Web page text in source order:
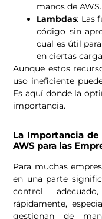
manos de AWS.
Lambdas: Las
código sin
cual es útil
en ciertas
Aunque estos
uso ineficiente
Es aquí donde la
importancia.
La Importancia
AWS para las
Para muchas
en una parte
control
rápidamente,
gestionan de